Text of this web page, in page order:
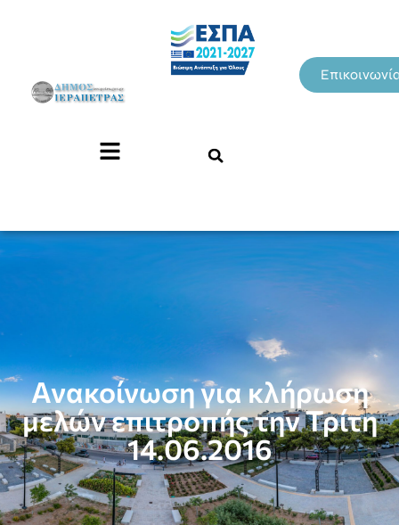
Ανακοίνωση για κλήρωση
μελών επιτροπής την Τρίτη
14.06.2016